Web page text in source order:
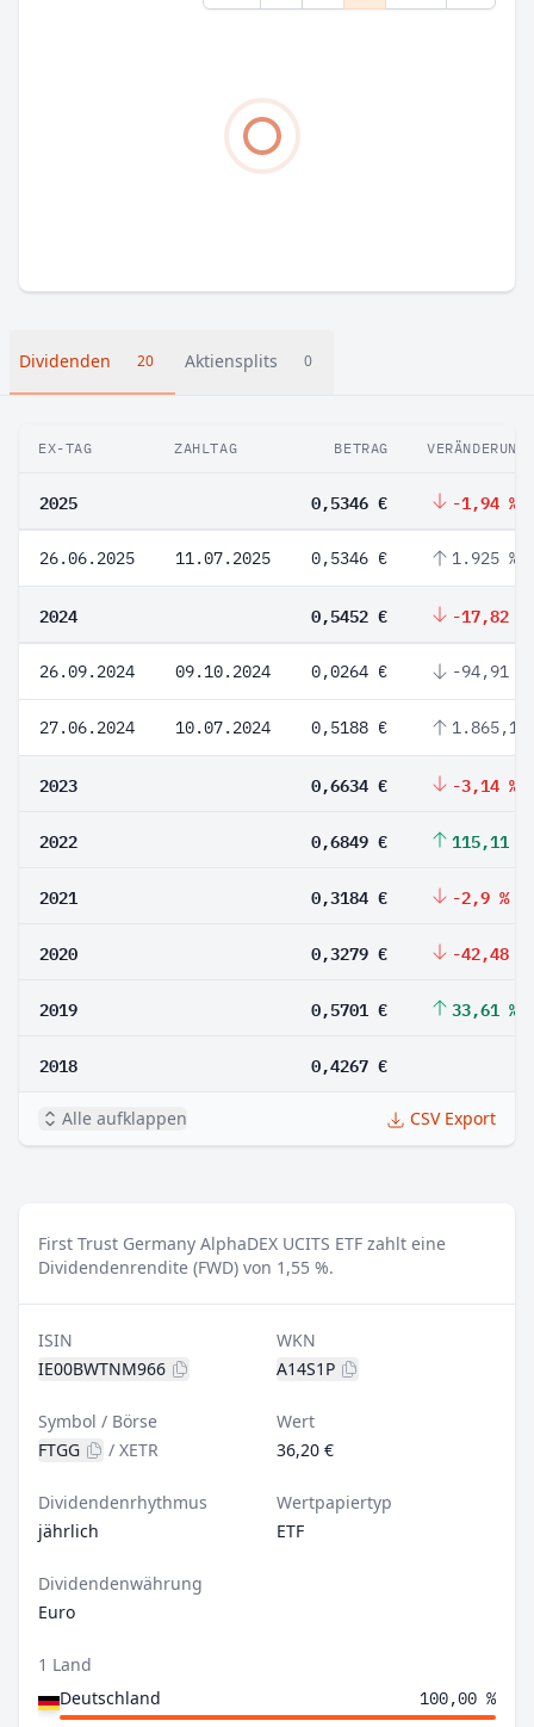
Dividenden 20 Aktiensplits 0
EX-TAG ZAHLTAG BETRAG VERÄNDERUNG
2025 0,5346 € -1,94 %
26.06.2025 11.07.2025 0,5346 € 1.925 %
2024 0,5452 € -17,82 %
26.09.2024 09.10.2024 0,0264 € -94,91 %
27.06.2024 10.07.2024 0,5188 € 1.865,15
2023 0,6634 € -3,14 %
2022 0,6849 € 115,11 %
2021 0,3184 € -2,9 %
2020 0,3279 € -42,48 %
2019 0,5701 € 33,61 %
2018 0,4267 €
Alle aufklappen CSV Export
First Trust Germany AlphaDEX UCITS ETF zahlt eine
Dividendenrendite (FWD) von 1,55 %.
ISIN
IE00BWTNM966
WKN
A14S1P
Symbol / Börse
FTGG
/ XETR
Wert
36,20 €
Dividendenrhythmus
jährlich
Wertpapiertyp
ETF
Dividendenwährung
Euro
1 Land
Deutschland
100,00 %